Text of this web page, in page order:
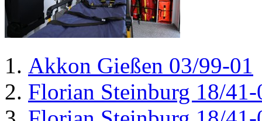
Akkon Gießen 03/99-01
Florian Steinburg 18/41-